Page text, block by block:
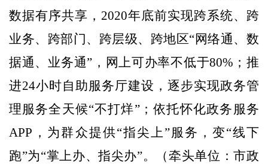
数据有序共享， 2020年底前实现跨系统、跨
业务、跨部门、跨层级、跨地区“网络通、数
据通、业务通”，网上可办率不低于80% ；推
进24小时自助服务厅建设，逐步实现政务管
理服务全天候“不打烊”；依托怀化政务服务
APP ，为群众提供“指尖上”服务，变“线下
跑”为“掌上办、指尖办”。
（牵头单位：市政